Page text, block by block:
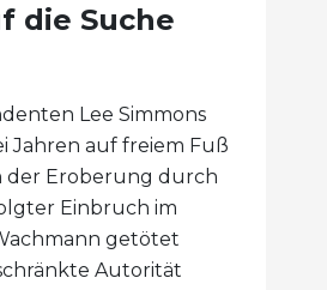
die Suche
Lee Simmons
Jahren auf freiem Fuß
der Eroberung durch
Einbruch im
getötet
Autorität